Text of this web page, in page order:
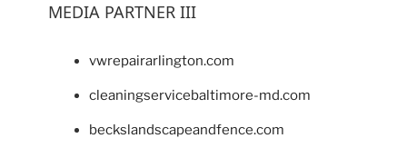
MEDIA PARTNER III
vwrepairarlington.com
cleaningservicebaltimore-md.com
beckslandscapeandfence.com